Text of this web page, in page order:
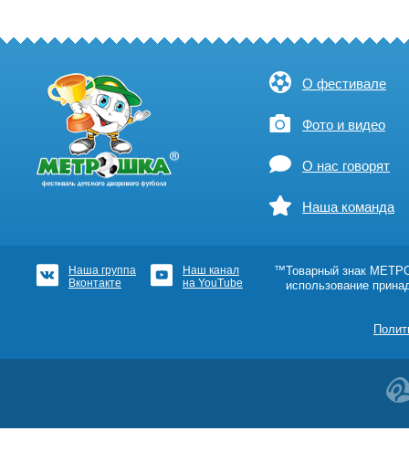
О фестивале
Фото и видео
О нас говорят
Наша команда
Наша группа
Вконтакте
Наш канал
на YouTube
™Товарный знак
использование